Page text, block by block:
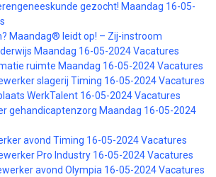
gezocht! Maandag 16-05-
Maandag® leidt op! – Zij-instroom
Maandag 16-05-2024 Vacatures
ruimte Maandag 16-05-2024 Vacatures
slagerij Timing 16-05-2024 Vacatures
WerkTalent 16-05-2024 Vacatures
gehandicaptenzorg Maandag 16-05-2024
avond Timing 16-05-2024 Vacatures
Pro Industry 16-05-2024 Vacatures
avond Olympia 16-05-2024 Vacatures